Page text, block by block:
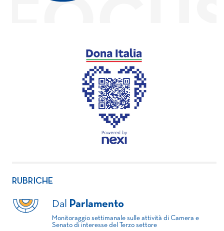
RUBRICHE
Dal Parlamento
Monitoraggio settimanale sulle attività di Camera e
Senato di interesse del Terzo settore